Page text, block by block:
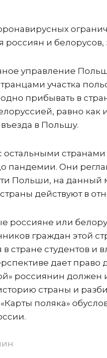
россиян и
управление
участка
прибывать в
равно
в Польшу.
остальными
пандемии. Они
Польши, на
действуют в
россияне или
граждан этой
стране студентов и
дает
россиянин должен
страны и
поляка»